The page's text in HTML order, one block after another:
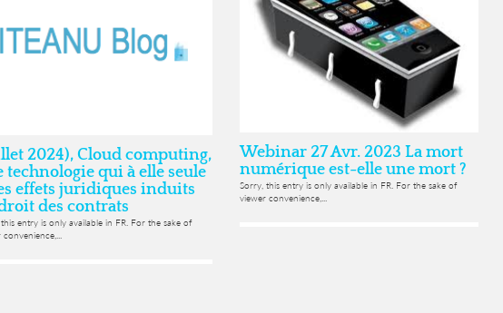
2024), Cloud computing,
technologie qui à elle seule
effets juridiques induits
des contrats
entry is only available in FR. For the sake of
Webinar 27 Avr. 2023 La mort
numérique est-elle une mort ?
Sorry, this entry is only available in FR. For the sake of
viewer convenience,...